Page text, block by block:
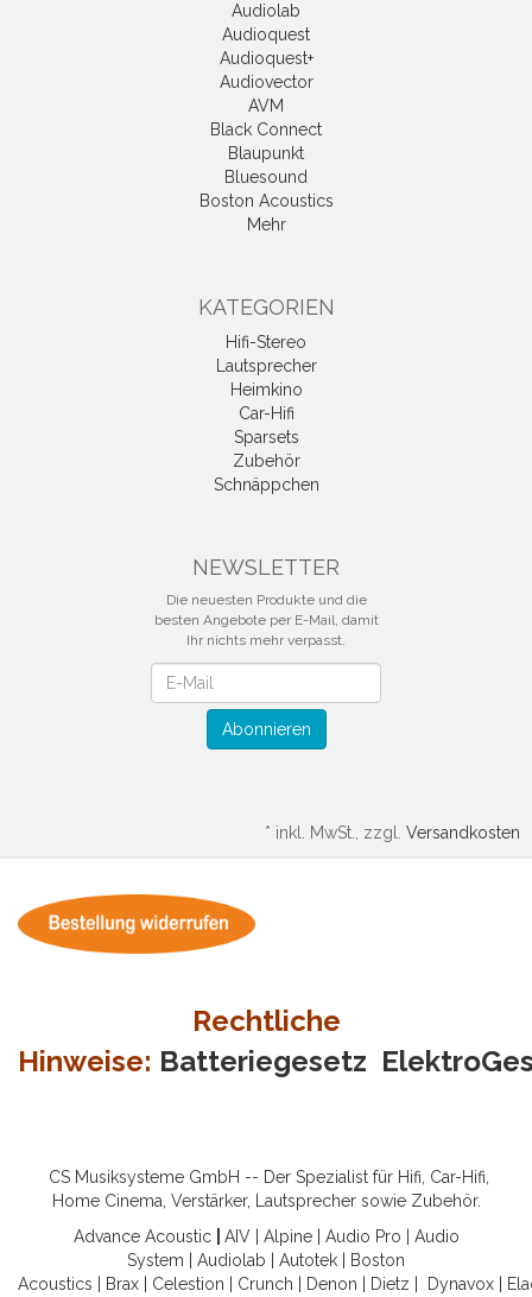
Audiolab
Audioquest
Audioquest+
Audiovector
AVM
Black Connect
Blaupunkt
Bluesound
Boston Acoustics
Mehr
KATEGORIEN
Hifi-Stereo
Lautsprecher
Heimkino
Car-Hifi
Sparsets
Zubehör
Schnäppchen
NEWSLETTER
Die neuesten Produkte und die
besten Angebote per E-Mail, damit
Ihr nichts mehr verpasst.
Abonnieren
* inkl. MwSt., zzgl. Versandkosten
Rechtliche
Hinweise: Batteriegesetz
CS Musiksysteme GmbH -- Der Spezialist für Hifi, Car-Hifi,
Home Cinema, Verstärker, Lautsprecher sowie Zubehör.
Advance Acoustic
AIV| Alpine| Audio Pro
Audio
System
Audiolab Autotek
Boston
Acoustics
Brax Celestion Crunch Denon Dietz Dynavox